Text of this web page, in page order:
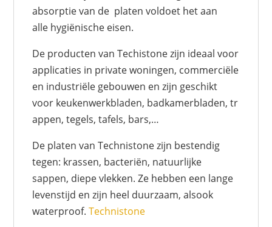
absorptie van de platen voldoet het aan
alle hygiënische eisen.
De producten van Techistone zijn ideaal voor
applicaties in private woningen, commerciële
en industriële gebouwen en zijn geschikt
voor keukenwerkbladen, badkamerbladen, tr
appen, tegels, tafels, bars,…
De platen van Technistone zijn bestendig
tegen: krassen, bacteriën, natuurlijke
sappen, diepe vlekken. Ze hebben een lange
levenstijd en zijn heel duurzaam, alsook
waterproof.Technistone